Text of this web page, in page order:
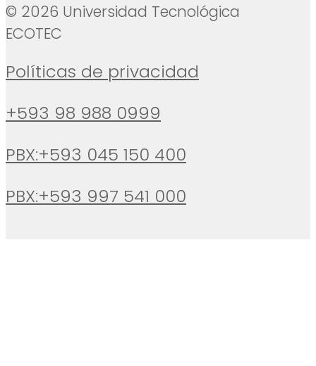
© 2026 Universidad Tecnológica
ECOTEC
Políticas de privacidad
+593 98 988 0999
PBX:+593 045 150 400
PBX:+593 997 541 000